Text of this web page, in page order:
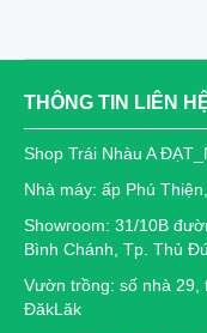
THÔNG TIN LIÊN
Shop Trái Nhàu A
Nhà máy: ấp Phú
Showroom: 31/10B
Bình Chánh, Tp. Thủ
Vườn trồng: số nhà 29,
ĐăkLăk